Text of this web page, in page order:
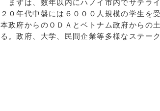
まずは、数年以内にハノイ市内でサテラ
２０年代中盤には６０００人規模の学生を
本政府からのＯＤＡとベトナム政府からの
る。政府、大学、民間企業等多様なステー